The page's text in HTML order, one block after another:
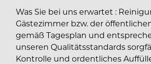
Was Sie bei uns erwartet :
Gästezimmer bzw. der
gemäß Tagesplan und
unseren Qualitätsstandards
Kontrolle und ordentliches